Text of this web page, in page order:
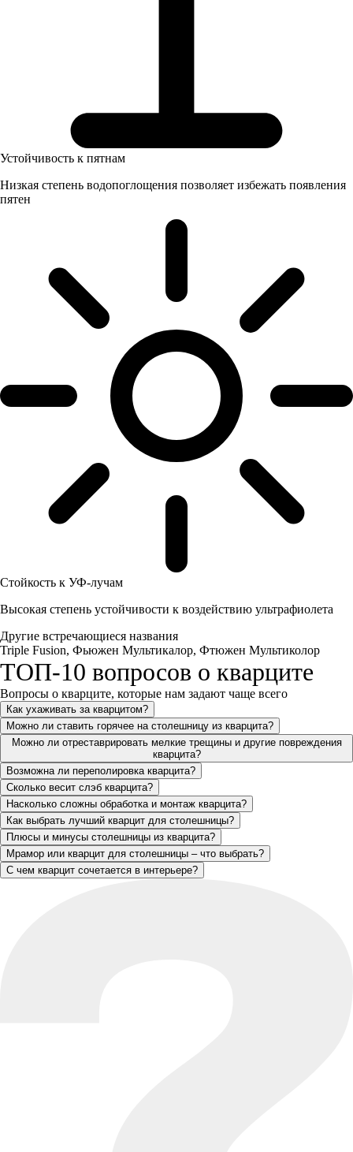
Устойчивость к пятнам
Низкая степень водопоглощения позволяет избежать появления
пятен
Стойкость к УФ-лучам
Высокая степень устойчивости к воздействию ультрафиолета
Другие встречающиеся названия
Triple Fusion, Фьюжен Мультикалор, Фтюжен Мультиколор
ТОП-10 вопросов о кварците
Вопросы о кварците, которые нам задают чаще всего
Как ухаживать за кварцитом?
Можно ли ставить горячее на столешницу из кварцита?
Можно ли отреставрировать мелкие трещины и другие повреждения
кварцита?
Возможна ли переполировка кварцита?
Сколько весит слэб кварцита?
Насколько сложны обработка и монтаж кварцита?
Как выбрать лучший кварцит для столешницы?
Плюсы и минусы столешницы из кварцита?
Мрамор или кварцит для столешницы – что выбрать?
С чем кварцит сочетается в интерьере?